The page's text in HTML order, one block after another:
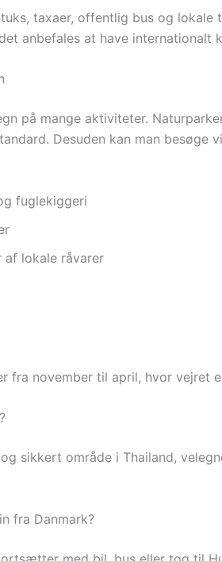
taxaer, offentlig bus og lokale
anbefales at have
på mange aktiviteter.
Desuden kan man
fuglekiggeri
af lokale råvarer
fra november til april, hvor vejret
sikkert område i Thailand,
fra Danmark?